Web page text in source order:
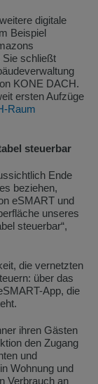
digitale
Beispiel
Sie schließt
KONE DACH.
ersten Aufzüge
Raum
steuerbar
Ende
beziehen,
eSMART und
unseres
steuerbar“,
die vernetzten
über das
App, die
ihren Gästen
den Zugang
und
Wohnung und
Verbrauch an